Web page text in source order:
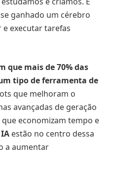
ganhado um cérebro
executar tarefas
que mais de 70% das
tipo de ferramenta de
que melhoram o
avançadas de geração
economizam tempo e
estão no centro dessa
a aumentar